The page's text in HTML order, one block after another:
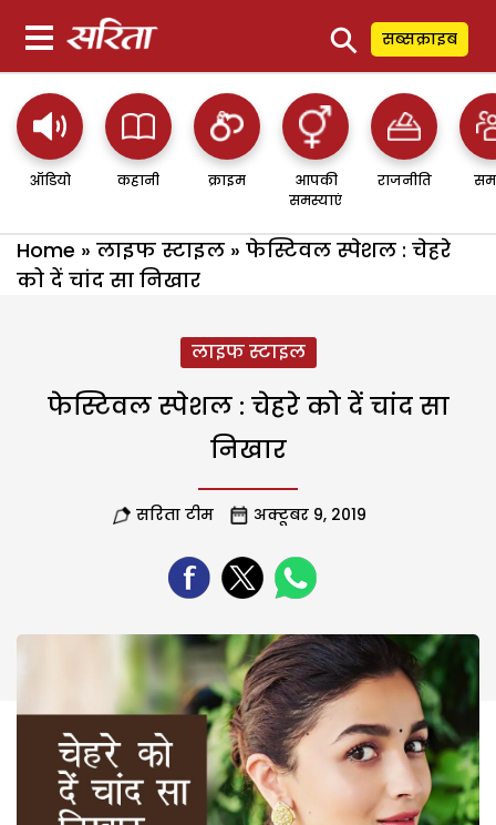
⚲ सब्सक्राइब
ऑडियो कहानी क्राइम
आपकी
समस्याएं
राजनीति
Home » लाइफ स्टाइल » फेस्टिवल स्पेशल : चेहरे
को दें चांद सा निखार
लाइफ स्टाइल
फेस्टिवल स्पेशल : चेहरे को दें चांद सा
निखार
सरिता टीम अक्टूबर 9, 2019